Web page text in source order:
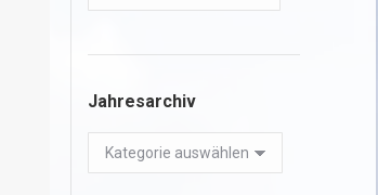
Jahresarchiv
Jahresarchiv